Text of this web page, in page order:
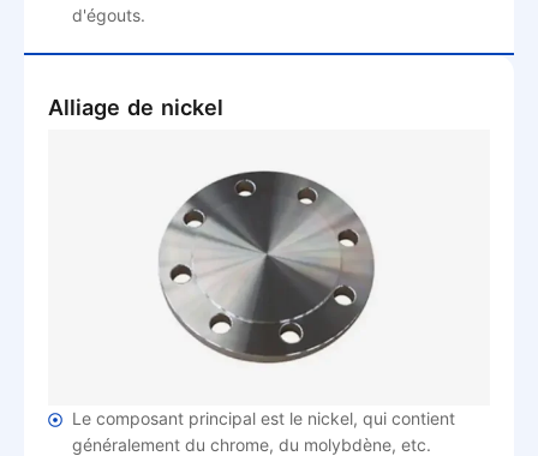
d'égouts.
Alliage de nickel
Le composant principal est le nickel, qui contient
généralement du chrome, du molybdène, etc.